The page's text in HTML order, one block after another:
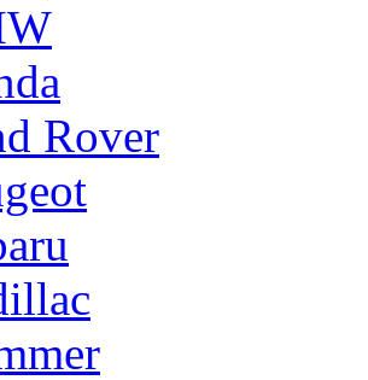
Rover